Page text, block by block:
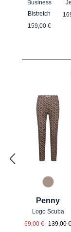
Business
Bistretch
Regulärer
159,00 €
61
Penny
Logo Scuba
69,00 € 139,00 €